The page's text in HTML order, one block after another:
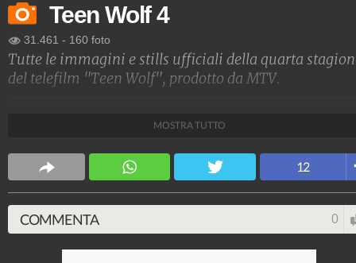
Teen Wolf 4
31.461 - 160 foto
Tutte le immagini e stills ufficiali della quarta
del telefilm "Teen Wolf", prodotto da MTV.
-1.701 foto
MOSTRA TUTTO
12
COMMENTA 0